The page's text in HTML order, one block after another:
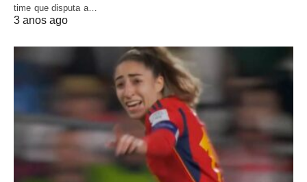
time que disputa a…
3 anos ago